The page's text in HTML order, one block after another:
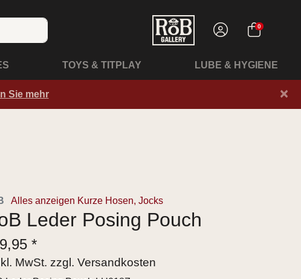
0
TOYS & TITPLAY LUBE & HYGIENE
Sie mehr ×
Alles anzeigen Kurze Hosen, Jocks
Leder Posing Pouch
*
MwSt. zzgl.Versandkosten